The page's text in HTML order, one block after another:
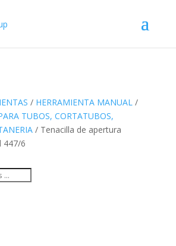
/ HERRAMIENTA MANUAL/
TUBOS, CORTATUBOS,
/ Tenacilla de apertura
447/6